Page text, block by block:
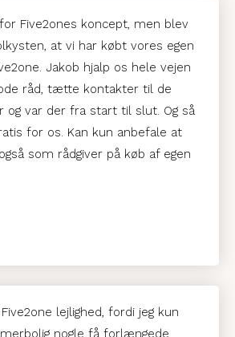
Five2ones koncept, men blev
at vi har købt vores egen
Jakob hjalp os hele vejen
råd, tætte kontakter til de
og var der fra start til slut. Og så
for os. Kan kun anbefale at
som rådgiver på køb af egen
lejlighed, fordi jeg kun
nogle få forlængede